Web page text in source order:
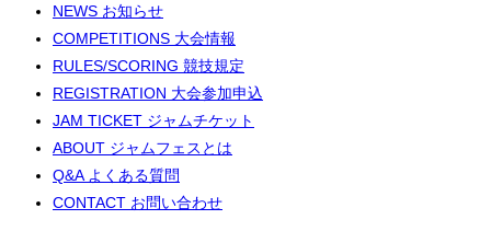
NEWS お知らせ
COMPETITIONS 大会情報
RULES/SCORING 競技規定
REGISTRATION 大会参加申込
JAM TICKET ジャムチケット
ABOUT ジャムフェスとは
Q&A よくある質問
CONTACT お問い合わせ